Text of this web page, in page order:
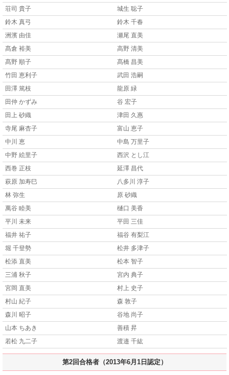
荘司 貴子
城生 聡子
鈴木 真弓
鈴木 千春
洲濱 由佳
瀬尾 直美
髙倉 裕美
高野 清美
髙野 順子
髙橋 昌美
竹田 恵利子
武田 浩嗣
田澤 篤枝
龍原 緑
田仲 かずみ
谷 宏子
田上 砂織
津田 久惠
寺尾 麻杏子
富山 恵子
中川 恵
中島 万里子
中野 絵里子
西沢 とし江
西巻 正枝
延澤 昌代
萩原 加寿巳
八多川 淳子
林 弥生
原 砂織
萬谷 睦美
樋口 美香
平川 未来
平田 三佳
福井 祐子
福谷 有梨江
堀 千登勢
松井 多津子
松添 直美
松本 智子
三浦 秋子
宮内 典子
宮岡 直美
村上 史子
村山 紀子
森 敦子
森川 昭子
谷地 尚子
山本 ちあき
善積 昇
若松 九二子
渡邉 千紘
第2回合格者（2013年6月1日認定）